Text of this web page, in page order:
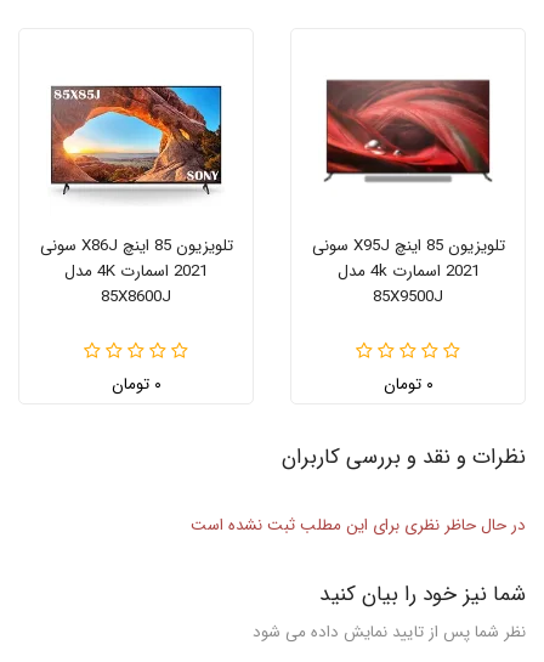
تلویزیون 85 اینچ X95J سونی
2021 اسمارت 4k مدل
85X9500J
۰ تومان
تلویزیون 85 اینچ X86J سونی
2021 اسمارت 4K مدل
85X8600J
۰ تومان
نظرات و نقد و بررسی کاربران
در حال حاظر نظری برای این مطلب ثبت نشده است
شما نیز خود را بیان کنید
نظر شما پس از تایید نمایش داده می شود